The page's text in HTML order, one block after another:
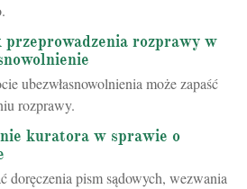
rozprawy w
ubezwłasnowolnienia może zapaść
rozprawy.
kuratora w sprawie o
doręczenia pism sądowych, wezwania